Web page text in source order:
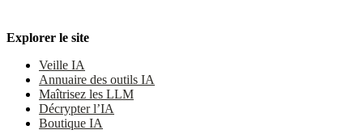
Explorer le site
Veille IA
Annuaire des outils IA
Maîtrisez les LLM
Décrypter l’IA
Boutique IA